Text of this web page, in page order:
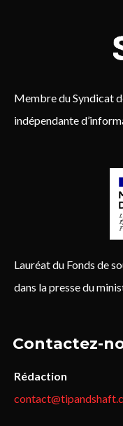
Membre du Syndicat
indépendante
Lauréat du Fonds de
dans la presse du
Contactez-
Rédaction